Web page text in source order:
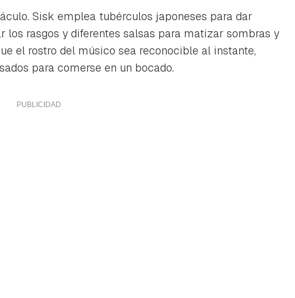
Sisk emplea tubérculos japoneses para dar
los rasgos y diferentes salsas para matizar sombras y
el rostro del músico sea reconocible al instante,
para comerse en un bocado.